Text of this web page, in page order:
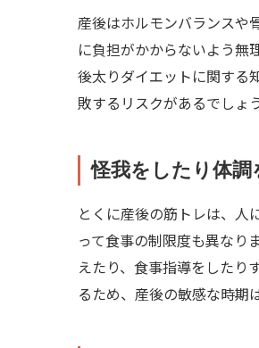
産後はホルモンバランスや
に負担がかからないよう無
後太りダイエットに関する
敗するリスクがあるでしょう
怪我をしたり体
とくに産後の筋トレは、人
って食事の制限度も異なり
えたり、食事指導をしたり
るため、産後の敏感な時期